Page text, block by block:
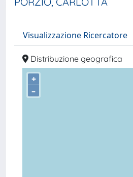
Visualizzazione Ricercatore
Distribuzione geografica
+
–